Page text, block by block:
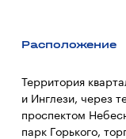
Расположение
Территория
и Инглези, через
проспектом
парк Горького,